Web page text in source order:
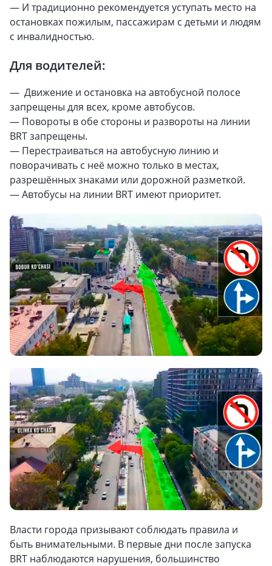
— И традиционно рекомендуется уступать место на
остановках пожилым, пассажирам с детьми и людям
с инвалидностью.
Для водителей:
— Движение и остановка на автобусной полосе
запрещены для всех, кроме автобусов.
— Повороты в обе стороны и развороты на линии
BRT запрещены.
— Перестраиваться на автобусную линию и
поворачивать с неё можно только в местах,
разрешённых знаками или дорожной разметкой.
— Автобусы на линии BRT имеют приоритет.
Власти города призывают соблюдать правила и
быть внимательными. В первые дни после запуска
BRT наблюдаются нарушения, большинство